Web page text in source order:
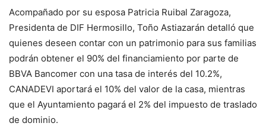
Acompañado por su esposa Patricia Ruibal Zaragoza,
Presidenta de DIF Hermosillo, Toño Astiazarán detalló que
quienes deseen contar con un patrimonio para sus familias
podrán obtener el 90% del financiamiento por parte de
BBVA Bancomer con una tasa de interés del 10.2%,
CANADEVI aportará el 10% del valor de la casa, mientras
que el Ayuntamiento pagará el 2% del impuesto de traslado
de dominio.